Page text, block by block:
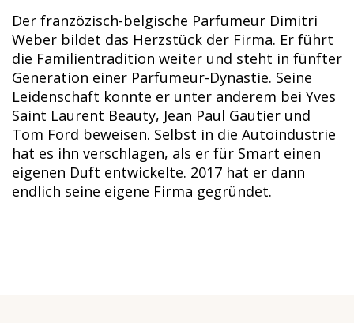
Der franzözisch-belgische Parfumeur Dimitri
Weber bildet das Herzstück der Firma. Er führt
die Familientradition weiter und steht in fünfter
Generation einer Parfumeur-Dynastie. Seine
Leidenschaft konnte er unter anderem bei Yves
Saint Laurent Beauty, Jean Paul Gautier und
Tom Ford beweisen. Selbst in die Autoindustrie
hat es ihn verschlagen, als er für Smart einen
eigenen Duft entwickelte. 2017 hat er dann
endlich seine eigene Firma gegründet.